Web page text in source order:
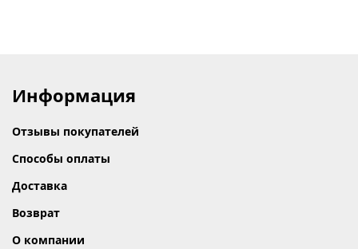
Информация
Отзывы покупателей
Способы оплаты
Доставка
Возврат
О компании